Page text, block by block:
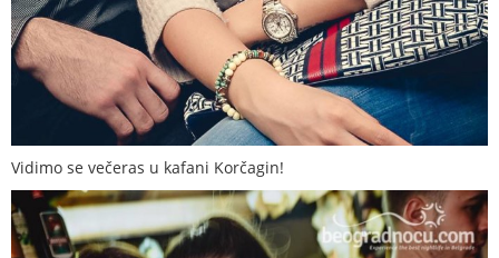
Vidimo se večeras u kafani Korčagin!